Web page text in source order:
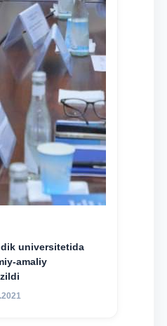
universitetida
amaliy